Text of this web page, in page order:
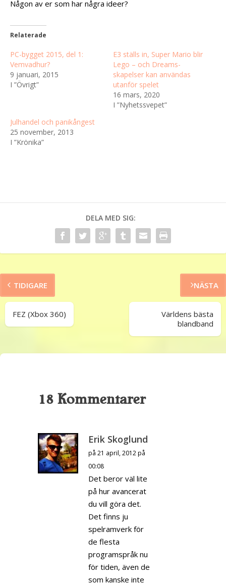
Någon av er som har några ideer?
Relaterade
PC-bygget 2015, del 1:
Vemvadhur?
9 januari, 2015
I ”Övrigt”
E3 ställs in, Super Mario blir
Lego – och Dreams-
skapelser kan användas
utanför spelet
16 mars, 2020
I ”Nyhetssvepet”
Julhandel och panikångest
25 november, 2013
I ”Krönika”
DELA MED SIG:
TIDIGARE
FEZ (Xbox 360)
NÄSTA
Världens bästa
blandband
18 Kommentarer
Erik Skoglund
på 21 april, 2012 på
00:08
Det beror väl lite
på hur avancerat
du vill göra det.
Det finns ju
spelramverk för
de flesta
programspråk nu
för tiden, även de
som kanske inte